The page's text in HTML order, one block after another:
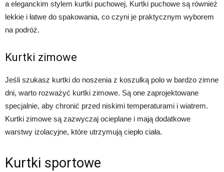
a eleganckim stylem kurtki puchowej. Kurtki puchowe są również
lekkie i łatwe do spakowania, co czyni je praktycznym wyborem
na podróż.
Kurtki zimowe
Jeśli szukasz kurtki do noszenia z koszulką polo w bardzo zimne
dni, warto rozważyć kurtki zimowe. Są one zaprojektowane
specjalnie, aby chronić przed niskimi temperaturami i wiatrem.
Kurtki zimowe są zazwyczaj ocieplane i mają dodatkowe
warstwy izolacyjne, które utrzymują ciepło ciała.
Kurtki sportowe